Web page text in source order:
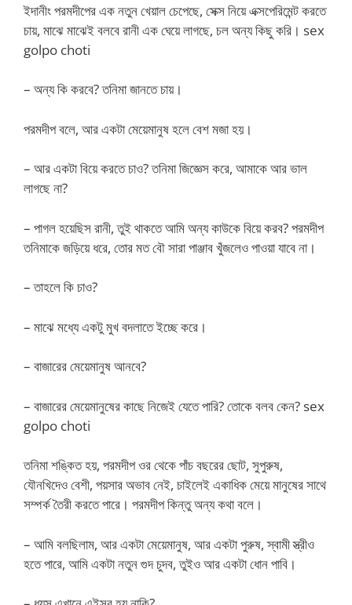
ইদানীং পরমদীপের এক নতুন খেয়াল চেপেছে, সেক্স নিয়ে এক্সপেরিমেন্ট করতে
চায়, মাঝে মাঝেই বলবে রানী এক ঘেয়ে লাগছে, চল অন্য কিছু করি। sex
golpo choti
– অন্য কি করবে? তনিমা জানতে চায়।
পরমদীপ বলে, আর একটা মেয়েমানুষ হলে বেশ মজা হয়।
– আর একটা বিয়ে করতে চাও? তনিমা জিজ্ঞেস করে, আমাকে আর ভাল
লাগছে না?
– পাগল হয়েছিস রানী, তুই থাকতে আমি অন্য কাউকে বিয়ে করব? পরমদীপ
তনিমাকে জড়িয়ে ধরে, তোর মত বৌ সারা পাঞ্জাব খুঁজলেও পাওয়া যাবে না।
– তাহলে কি চাও?
– মাঝে মধ্যে একটু মুখ বদলাতে ইচ্ছে করে।
– বাজারের মেয়েমানুষ আনবে?
– বাজারের মেয়েমানুষের কাছে নিজেই যেতে পারি? তোকে বলব কেন? sex
golpo choti
তনিমা শঙ্কিত হয়, পরমদীপ ওর থেকে পাঁচ বছরের ছোট, সুপুরুষ,
যৌনখিদেও বেশী, পয়সার অভাব নেই, চাইলেই একাধিক মেয়ে মানুষের সাথে
সম্পর্ক তৈরী করতে পারে। পরমদীপ কিন্তু অন্য কথা বলে।
– আমি বলছিলাম, আর একটা মেয়েমানুষ, আর একটা পুরুষ, স্বামী স্ত্রীও
হতে পারে, আমি একটা নতুন গুদ চুদব, তুইও আর একটা ধোন পাবি।